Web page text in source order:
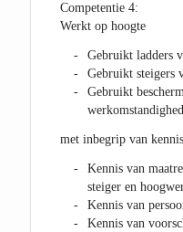
Competentie 4:
Werkt op hoogte
Gebruikt ladders
Gebruikt steigers
Gebruikt
met inbegrip van
Kennis van
steiger en
Kennis van
Kennis van